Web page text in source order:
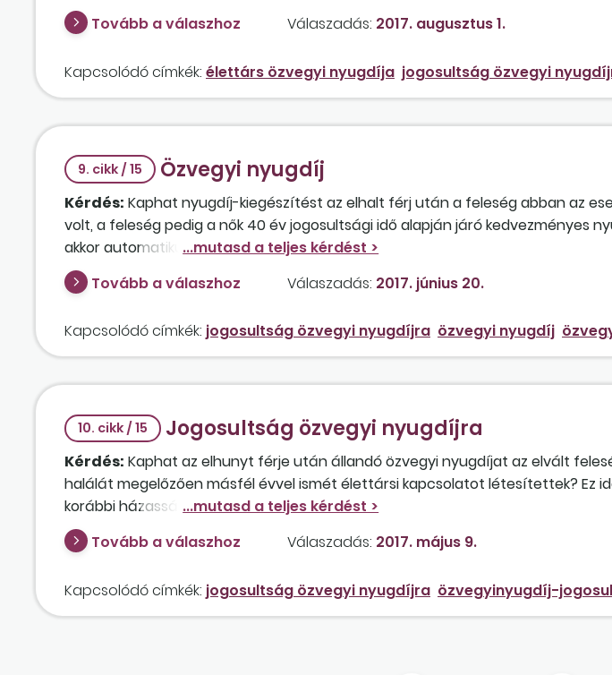
Tovább a válaszhoz
Válaszadás: 2017. augusztus 1.
Kapcsolódó címkék: élettárs özvegyi nyugdíja jogosultság özvegyi
9. cikk / 15 Özvegyi nyugdíj
Kérdés: Kaphat nyugdíj-kiegészítést az elhalt férj után a feleség abban az
volt, a feleség pedig a nők 40 év jogosultsági idő alapján járó kedvezményes
akkor automatikusan jár, vagy kérvényezni kell?
Tovább a válaszhoz
Válaszadás: 2017. június 20.
Kapcsolódó címkék: jogosultság özvegyi nyugdíjra özvegyi nyugdíj
10. cikk / 15 Jogosultság özvegyi nyugdíjra
Kérdés: Kaphat az elhunyt férje után állandó özvegyi nyugdíjat az elvált
halálát megelőzően másfél évvel ismét élettársi kapcsolatot létesítettek? Ez
korábbi házasságukból két felnőtt közös gyerekük van. Időközben a volt férj
élettársi kapcsolat óta külön élt, a házasságból pedig nem született gyermek.
esetleg megosztásra kerül?
Tovább a válaszhoz Válaszadás: 2017. május 9.
Kapcsolódó címkék: jogosultság özvegyi nyugdíjra özvegyinyugdíj-